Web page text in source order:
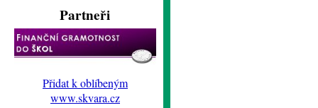
Partneři
Přidat k oblíbeným
www.skvara.cz